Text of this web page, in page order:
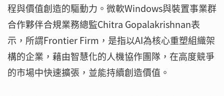
程與價值創造的驅動力。微軟Windows與裝置事業群
合作夥伴合規業務總監Chitra Gopalakrishnan表
示，所謂Frontier Firm，是指以AI為核心重塑組織架
構的企業，藉由智慧化的人機協作團隊，在高度競爭
的市場中快速擴張，並能持續創造價值。